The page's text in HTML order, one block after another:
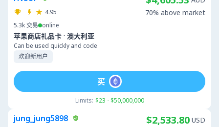
4.95
5.3k交易 online
苹果商店礼品卡 · 澳大利亚
Can be used quickly and code
欢迎新用户
70% above market
Limits: $23 - $50,000,000
买
jung_jung5898 $2,533.80 USD